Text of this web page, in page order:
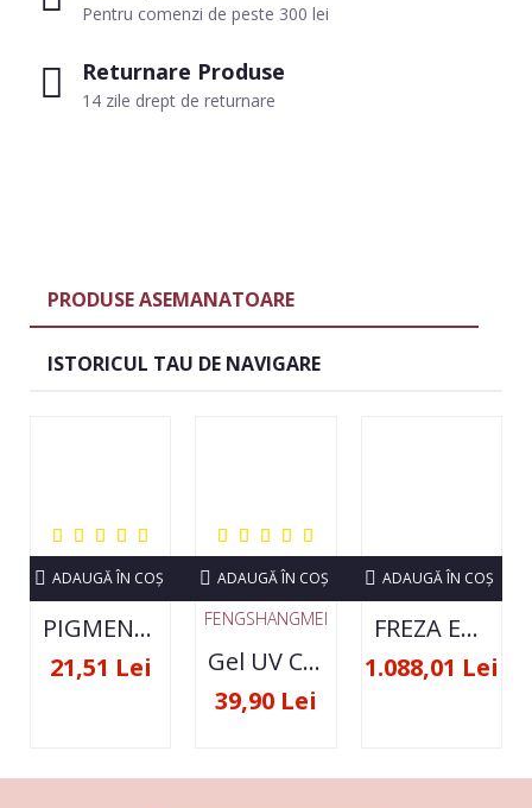
Pentru comenzi de peste 300 lei
Returnare Produse
14 zile drept de returnare
PRODUSE ASEMANATOARE
ISTORICUL TAU DE NAVIGARE
PIGMENT NEON SET 12 CULORI
21,51 Lei
ADAUGĂ ÎN COŞ
FENGSHANGMEI
Gel UV Constructie FSM 50ML - 07
39,90 Lei
ADAUGĂ ÎN COŞ
FREZA ELECTRICA STRONG 210 35000 RPM- ORIGINALA
1.088,01 Lei
ADAUGĂ ÎN COŞ